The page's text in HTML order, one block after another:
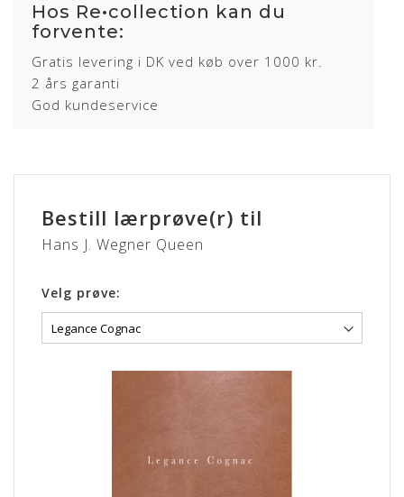
Hos Re•collection kan du
forvente:
Gratis levering i DK ved køb over 1000 kr.
2 års garanti
God kundeservice
Bestill lærprøve(r) til
Hans J. Wegner Queen
Velg prøve: